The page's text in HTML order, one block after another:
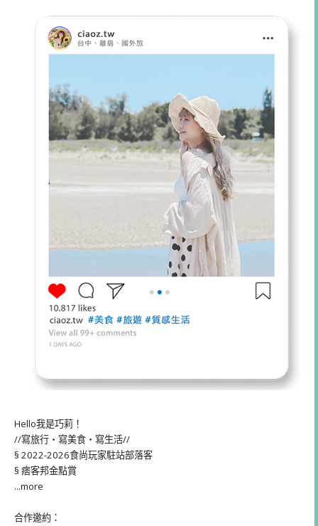
Hello我是巧莉！
//寫旅行・寫美食・寫生活//
§ 2022-2026食尚玩家駐站部落客
§ 痞客邦金點賞
...more
合作邀約：